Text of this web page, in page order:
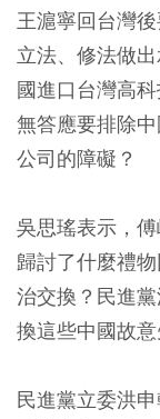
王滬寧回台灣
立法、修法做
國進口台灣高
無答應要排除
公司的障礙？
吳思瑤表示，
歸討了什麼禮
治交換？民進
換這些中國故意
民進黨立委洪